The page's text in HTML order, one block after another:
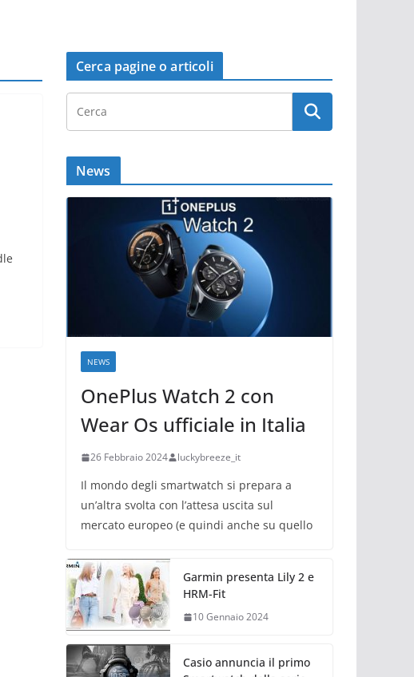
Cerca pagine o articoli
News
NEWS
OnePlus Watch 2 con
Wear Os ufficiale in Italia
26 Febbraio 2024 luckybreeze_it
Il mondo degli smartwatch si prepara a
un’altra svolta con l’attesa uscita sul
mercato europeo (e quindi anche su quello
Garmin presenta Lily 2 e
HRM-Fit
10 Gennaio 2024
Casio annuncia il primo